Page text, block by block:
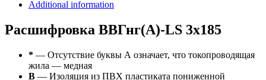
Additional information
Расшифровка ВВГнг(А)-LS 3х185
* — Отсутствие буквы А означает, что токопроводящая
жила — медная
В — Изоляция из ПВХ пластиката пониженной